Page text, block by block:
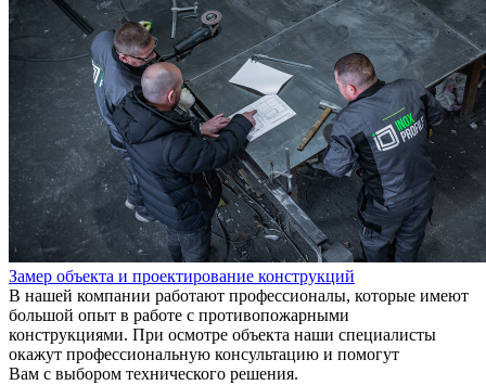
Замер объекта и проектирование конструкций
В нашей компании работают профессионалы, которые имеют
большой опыт в работе с противопожарными
конструкциями. При осмотре объекта наши специалисты
окажут профессиональную консультацию и помогут
Вам с выбором технического решения.